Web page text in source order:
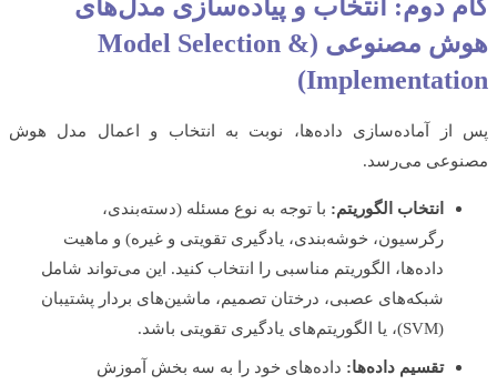
دوم: انتخاب و پیاده‌سازی مدل‌های
هوش مصنوعی (Model Selection &
آماده‌سازی داده‌ها، نوبت به انتخاب و اعمال مدل هوش
می‌رسد.
انتخاب الگوریتم:با توجه به نوع مسئله (دسته‌بندی،
رگرسیون، خوشه‌بندی، یادگیری تقویتی و غیره) و ماهیت
داده‌ها، الگوریتم مناسبی را انتخاب کنید. این می‌تواند شامل
شبکه‌های عصبی، درختان تصمیم، ماشین‌های بردار پشتیبان
تقسیم داده‌ها:داده‌های خود را به سه بخش آموزش